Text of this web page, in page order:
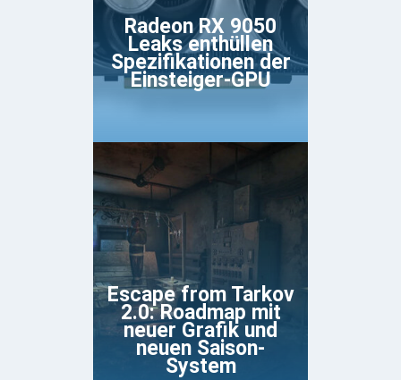
Radeon RX 9050
Leaks enthüllen
Spezifikationen der
Einsteiger-GPU
Escape from Tarkov
2.0: Roadmap mit
neuer Grafik und
neuen Saison-
System